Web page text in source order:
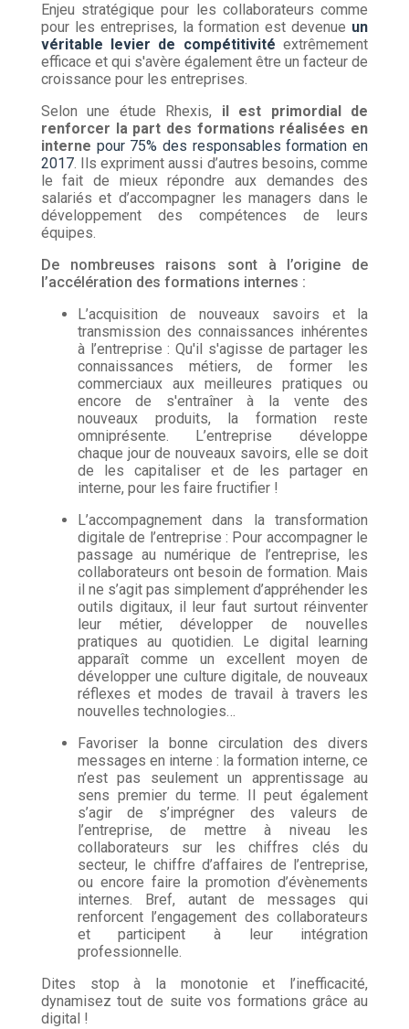
Enjeu stratégique pour les collaborateurs comme
pour les entreprises, la formation est devenue un
véritable levier de compétitivité extrêmement
efficace et qui s'avère également être un facteur de
croissance pour les entreprises.
Selon une étude Rhexis, il est primordial de
renforcer la part des formations réalisées en
interne pour 75% des responsables formation en
2017. Ils expriment aussi d’autres besoins, comme
le fait de mieux répondre aux demandes des
salariés et d’accompagner les managers dans le
développement des compétences de leurs
équipes.
De nombreuses raisons sont à l’origine de
l’accélération des formations internes :
L’acquisition de nouveaux savoirs et la
transmission des connaissances inhérentes
à l’entreprise : Qu'il s'agisse de partager les
connaissances métiers, de former les
commerciaux aux meilleures pratiques ou
encore de s'entraîner à la vente des
nouveaux produits, la formation reste
omniprésente. L’entreprise développe
chaque jour de nouveaux savoirs, elle se doit
de les capitaliser et de les partager en
interne, pour les faire fructifier !
L’accompagnement dans la transformation
digitale de l’entreprise : Pour accompagner le
passage au numérique de l’entreprise, les
collaborateurs ont besoin de formation. Mais
il ne s’agit pas simplement d’appréhender les
outils digitaux, il leur faut surtout réinventer
leur métier, développer de nouvelles
pratiques au quotidien. Le digital learning
apparaît comme un excellent moyen de
développer une culture digitale, de nouveaux
réflexes et modes de travail à travers les
nouvelles technologies…
Favoriser la bonne circulation des divers
messages en interne : la formation interne, ce
n’est pas seulement un apprentissage au
sens premier du terme. Il peut également
s’agir de s’imprégner des valeurs de
l’entreprise, de mettre à niveau les
collaborateurs sur les chiffres clés du
secteur, le chiffre d’affaires de l’entreprise,
ou encore faire la promotion d’évènements
internes. Bref, autant de messages qui
renforcent l’engagement des collaborateurs
et participent à leur intégration
professionnelle.
Dites stop à la monotonie et l’inefficacité,
dynamisez tout de suite vos formations grâce au
digital !